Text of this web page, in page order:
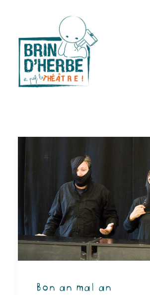
Ateliers et stages
Publics
Thématiques
Quoi de neuf ?
ContactBon an mal an